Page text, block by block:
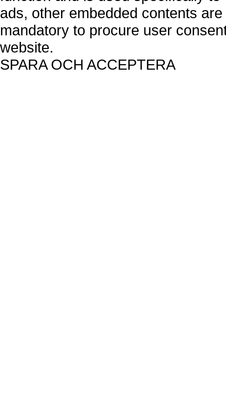
ads, other embedded contents
mandatory to procure user
website.
SPARA OCH ACCEPTERA